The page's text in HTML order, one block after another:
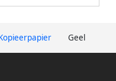
Geel